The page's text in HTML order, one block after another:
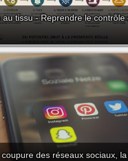
au tissu - Reprendre le contrôle
coupure des réseaux sociaux,